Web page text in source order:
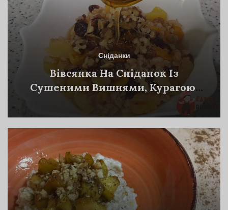
Сніданки
Вівсянка На Сніданок Із
Сушеними Вишнями, Курагою,
Родзинками Та Яблуком